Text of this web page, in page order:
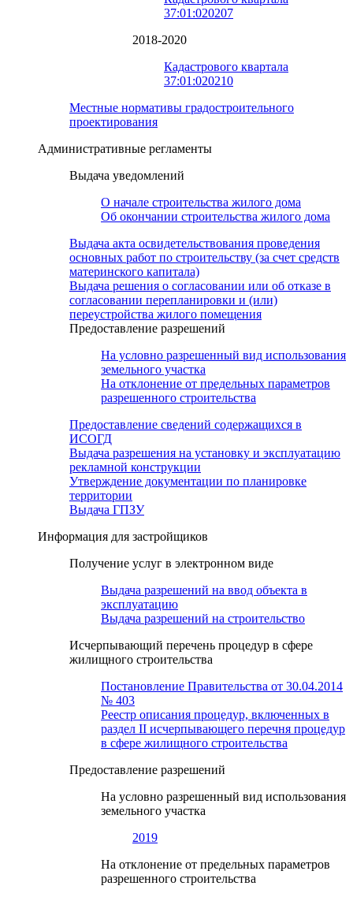
37:01:020207
2018-2020
Кадастрового квартала
37:01:020210
Местные нормативы градостроительного
проектирования
Административные регламенты
Выдача уведомлений
О начале строительства жилого дома
Об окончании строительства жилого дома
Выдача акта освидетельствования проведения
основных работ по строительству (за счет средств
материнского капитала)
Выдача решения о согласовании или об отказе в
согласовании перепланировки и (или)
переустройства жилого помещения
Предоставление разрешений
На условно разрешенный вид использования
земельного участка
На отклонение от предельных параметров
разрешенного строительства
Предоставление сведений содержащихся в
ИСОГД
Выдача разрешения на установку и эксплуатацию
рекламной конструкции
Утверждение документации по планировке
территории
Выдача ГПЗУ
Информация для застройщиков
Получение услуг в электронном виде
Выдача разрешений на ввод объекта в
эксплуатацию
Выдача разрешений на строительство
Исчерпывающий перечень процедур в сфере
жилищного строительства
Постановление Правительства от 30.04.2014
№ 403
Реестр описания процедур, включенных в
раздел II исчерпывающего перечня процедур
в сфере жилищного строительства
Предоставление разрешений
На условно разрешенный вид использования
земельного участка
2019
На отклонение от предельных параметров
разрешенного строительства